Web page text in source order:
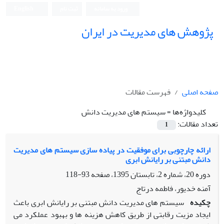
پژوهش های مدیریت در ایران
صفحه اصلی
فهرست مقالات
کلیدواژه‌ها =سیستم های مدیریت دانش
تعداد مقالات:
1
ارائه چارچوبی برای موفقیت در پیاده سازی سیستم های مدیریت
دانش مبتنی بر رایانش ابری
دوره 20، شماره 2، تابستان 1395، صفحه
93-118
آمنه خدیور، فاطمه درتاج
چکیده سیستم های مدیریت دانش مبتنی بر رایانش ابری باعث
ایجاد مزیت رقابتی از طریق کاهش هزینه ها و بهبود عملکرد می